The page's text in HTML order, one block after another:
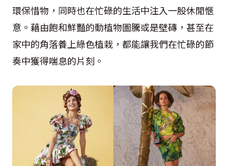
環保惜物，同時也在忙碌的生活中注入一股休閒愜
意。藉由飽和鮮豔的動植物圖騰或是壁磚，甚至在
家中的角落養上綠色植栽，都能讓我們在忙碌的節
奏中獲得喘息的片刻。